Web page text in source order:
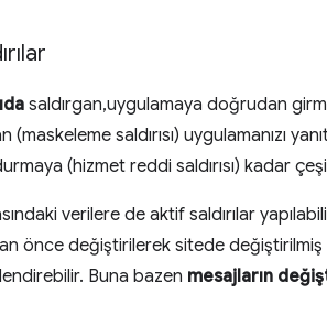
saldırgan,uygulamaya doğrudan
(maskeleme saldırısı) uygulamanızı
(hizmet reddi saldırısı) kadar
verilere de aktif saldırılar
önce değiştirilerek sitede
Buna bazen mesajların